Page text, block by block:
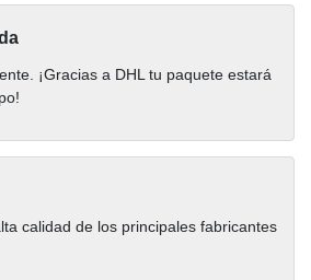
¡Gracias a DHL tu paquete estará
calidad de los principales fabricantes